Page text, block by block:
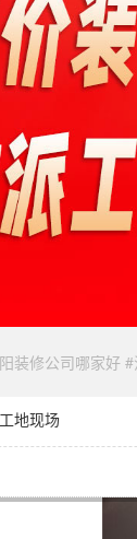
装修公司哪家好
工地现场